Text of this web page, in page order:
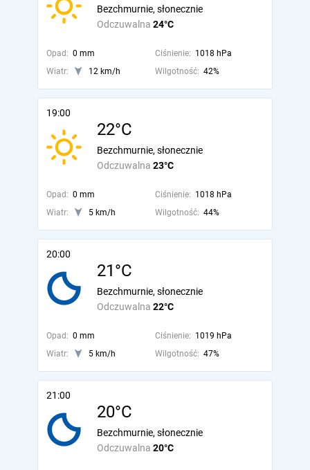
Odczuwalna 24°C
Bezchmurnie, słonecznie
Opad: 0 mm Ciśnienie: 1018 hPa
Wiatr:
12 km/h Wilgotność: 42%
19:00
22°C
Odczuwalna 23°C
Bezchmurnie, słonecznie
Opad: 0 mm Ciśnienie: 1018 hPa
Wiatr:
5 km/h Wilgotność: 44%
20:00
21°C
Odczuwalna 22°C
Bezchmurnie, słonecznie
Opad: 0 mm Ciśnienie: 1019 hPa
Wiatr:
5 km/h Wilgotność: 47%
21:00
20°C
Odczuwalna 20°C
Bezchmurnie, słonecznie